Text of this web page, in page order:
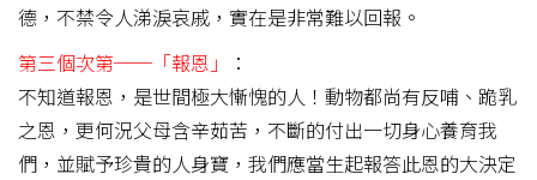
德，不禁令人涕淚哀戚，實在是非常難以回報。
第三個次第──「報恩」
：
不知道報恩，是世間極大慚愧的人！動物都尚有反哺、跪乳
之恩，更何況父母含辛茹苦，不斷的付出一切身心養育我
們，並賦予珍貴的人身寶，我們應當生起報答此恩的大決定